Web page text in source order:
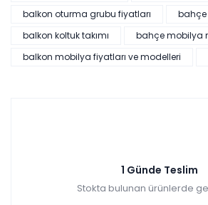
balkon oturma grubu fiyatları
bahçe
balkon koltuk takımı
bahçe mobilya
balkon mobilya fiyatları ve modelleri
1 Günde Teslim
Stokta bulunan ürünlerde